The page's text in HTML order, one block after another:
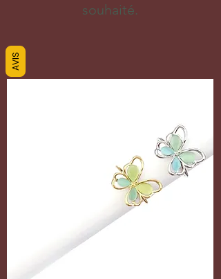
souhaité.
AVIS